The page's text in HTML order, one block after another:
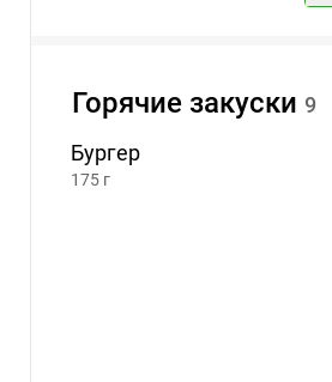
Горячие закуски 9
Бургер
175 г